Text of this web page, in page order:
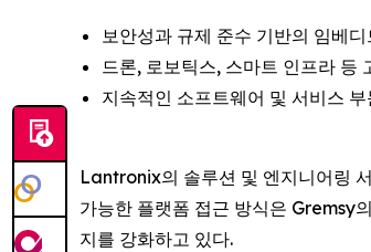
보안성과 규제 준수 기반의 임베
드론, 로보틱스, 스마트 인프라 등
지속적인 소프트웨어 및 서비스
Lantronix의 솔루션 및 엔지니어링
가능한 플랫폼 접근 방식은 Gremsy
지를 강화하고 있다.